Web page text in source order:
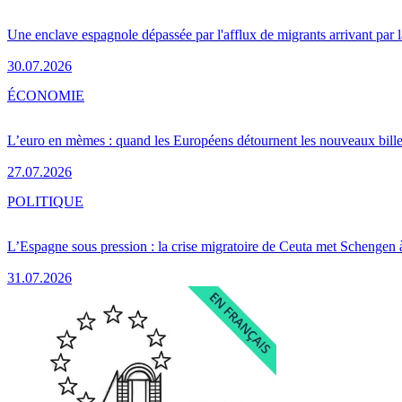
Une enclave espagnole dépassée par l'afflux de migrants arrivant par
30.07.2026
L’euro en mèmes : quand les Européens détournent les nouveaux
27.07.2026
ÉCONOMIE
L’Espagne sous pression : la crise migratoire de Ceuta met Schengen
31.07.2026
POLITIQUE